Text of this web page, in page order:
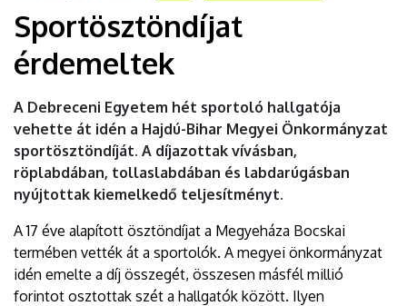
Sportösztöndíjat
érdemeltek
A Debreceni Egyetem hét sportoló hallgatója
vehette át idén a Hajdú-Bihar Megyei Önkormányzat
sportösztöndíját. A díjazottak vívásban,
röplabdában, tollaslabdában és labdarúgásban
nyújtottak kiemelkedő teljesítményt.
A 17 éve alapított ösztöndíjat a Megyeháza Bocskai
termében vették át a sportolók. A megyei önkormányzat
idén emelte a díj összegét, összesen másfél millió
forintot osztottak szét a hallgatók között. Ilyen